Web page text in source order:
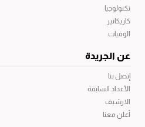
تكنولوجيا
كاريكاتير
الوفيات
عن الجريدة
إتصل بنا
الأعداد السابقة
الارشيف
أعلن معنا